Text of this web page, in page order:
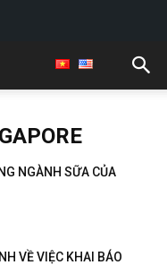
NGÀNH SỮA CỦA
VỀ VIỆC KHAI BÁO